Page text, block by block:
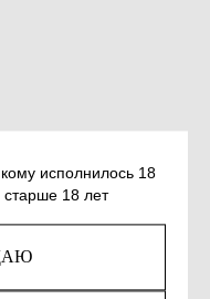
исполнилось 18
старше 18 лет
ПРИХОДИТ